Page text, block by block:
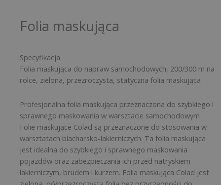
Folia maskująca
Specyfikacja
Folia maskująca do napraw samochodowych, 200/300 m na
rolce, zielona, przezroczysta, statyczna folia maskująca
Profesjonalna folia maskująca przeznaczona do szybkiego i
sprawnego maskowania w warsztacie samochodowym
Folie maskujące Colad są przeznaczone do stosowania w
warsztatach blacharsko-lakierniczych. Ta folia maskująca
jest idealna do szybkiego i sprawnego maskowania
pojazdów oraz zabezpieczania ich przed natryskiem
lakierniczym, brudem i kurzem. Folia maskująca Colad jest